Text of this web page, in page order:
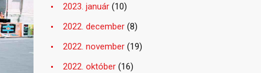
2023. január (10)
2022. december (8)
2022. november (19)
2022. október (16)